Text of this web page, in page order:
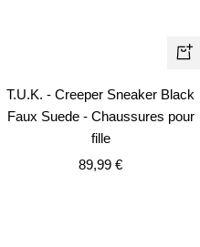
T.U.K. - Creeper Sneaker Black
Faux Suede - Chaussures pour
fille
Prix
89,99 €